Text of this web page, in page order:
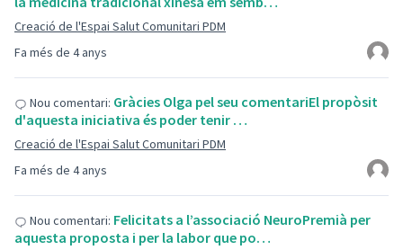
Fa més de 4 anys
Creació de l'Espai Salut Comunitari PDM
Fa més de 4 anys
Nou comentari: Gràcies Olga pel seu comentariEl propòsit
d'aquesta iniciativa és poder tenir …
Creació de l'Espai Salut Comunitari PDM
Nou comentari: Felicitats a l’associació NeuroPremià per
aquesta proposta i per la labor que po…